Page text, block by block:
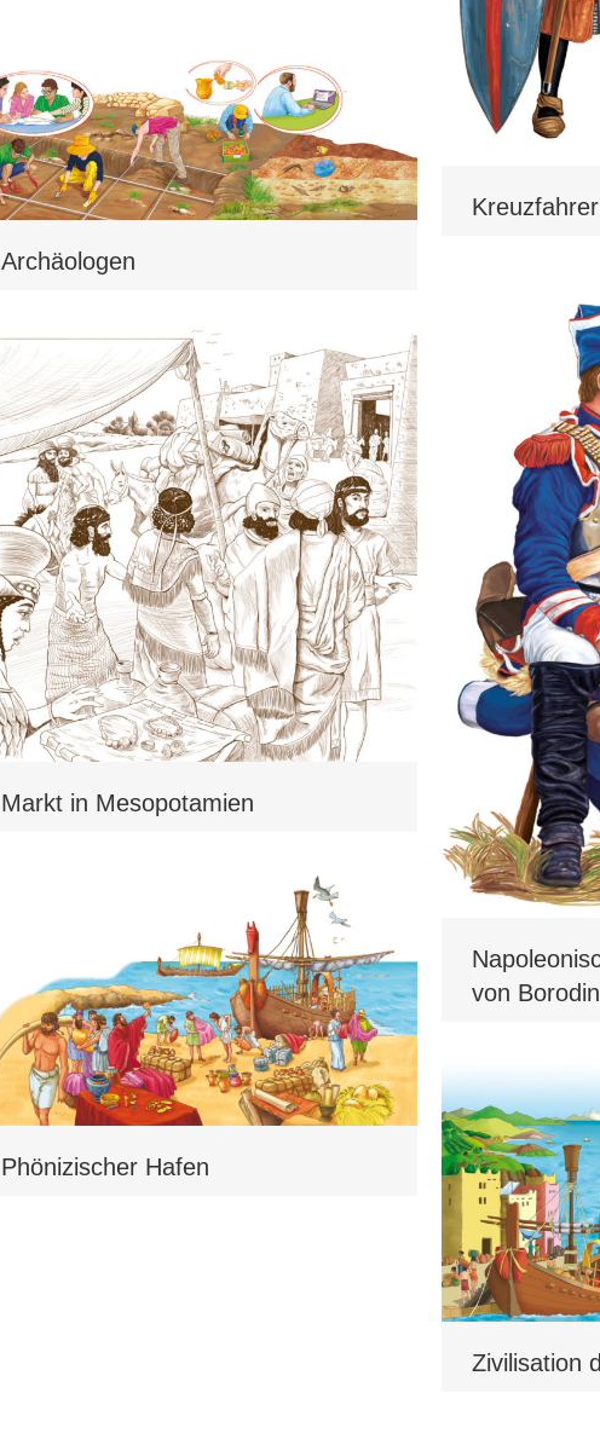
Kreuzfahrer
Archäologen
von
Markt in Mesopotamien
Phönizischer Hafen
Zivilisation